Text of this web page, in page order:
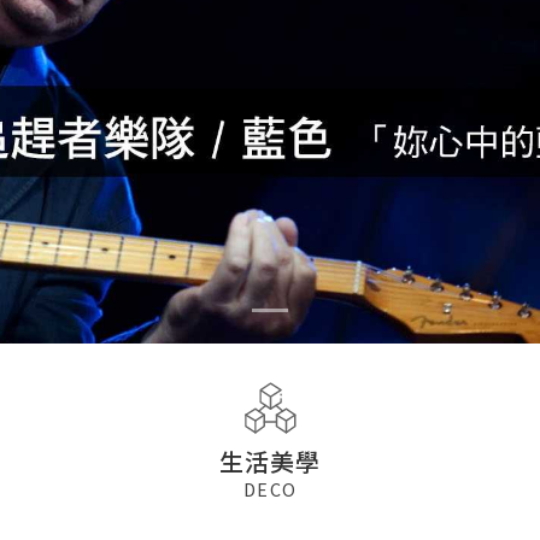
生活美學
DECO